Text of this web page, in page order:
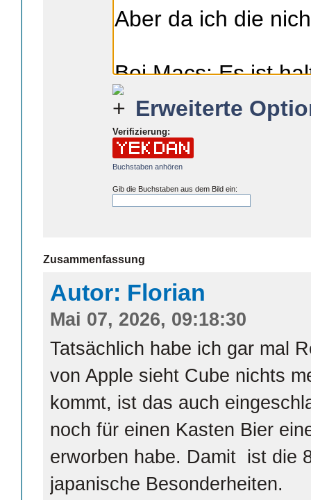
Erweiterte
Verifizierung:
Buchstaben anhören
Gib die Buchstaben aus dem Bild ein:
Zusammenfassung
Autor: Florian
Mai 07, 2026, 09:18:30
Tatsächlich habe ich gar mal
von Apple sieht Cube nichts
kommt, ist das auch
noch für einen Kasten Bier
erworben habe. Damit ist die
japanische Besonderheiten.